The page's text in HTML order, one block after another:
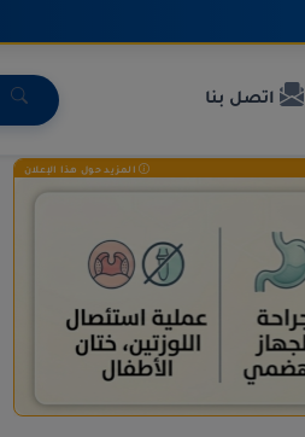
اتصل بنا
المزيد حول هذا الإعلان